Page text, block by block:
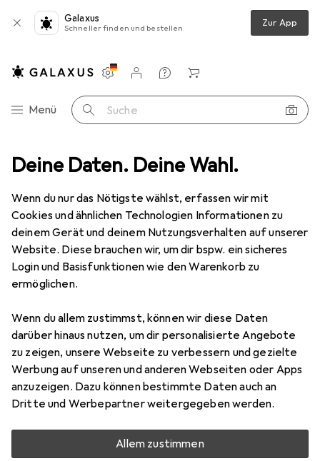
Deine Daten. Deine Wahl.
Wenn du nur das Nötigste wählst, erfassen wir mit
Cookies und ähnlichen Technologien Informationen zu
deinem Gerät und deinem Nutzungsverhalten auf unserer
Website. Diese brauchen wir, um dir bspw. ein sicheres
Login und Basisfunktionen wie den Warenkorb zu
ermöglichen.
Wenn du allem zustimmst, können wir diese Daten
darüber hinaus nutzen, um dir personalisierte Angebote
zu zeigen, unsere Webseite zu verbessern und gezielte
Werbung auf unseren und anderen Webseiten oder Apps
anzuzeigen. Dazu können bestimmte Daten auch an
Dritte und Werbepartner weitergegeben werden.
Allem zustimmen
Galaxus
Schneller finden und bestellen Zur App
Navigation nach Kategorien
Menü Suche
Einstellungen
Kundenkonto
Vergleichslisten
Merklisten
Warenkorb
+ Teppiche Teppich Snapstyle Trend Velours Teppich Joy
9 Bilder
SnapstyleTrend Velours Teppich Joy
Preis in EUR inkl. MwSt.
EUR
29,90
16
Bewertungen Marke
Mehr von Snapstyle
Zwischen Do, 13.8. und Mo, 17.8. geliefert
Mehr als 10 Stück an Lager beim Drittanbieter